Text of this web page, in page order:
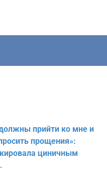
прийти ко мне и
прощения»:
циничным